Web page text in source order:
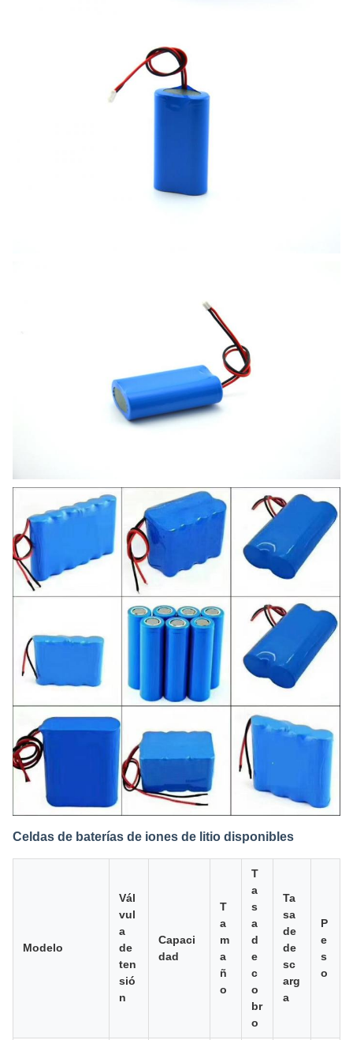
Celdas de baterías de iones de litio disponibles
Modelo
Vál
vul
a
de
ten
sió
n
Capaci
dad
T
a
m
a
ñ
o
T
a
s
a
d
e
c
o
br
o
Ta
sa
de
de
sc
arg
a
P
e
s
o